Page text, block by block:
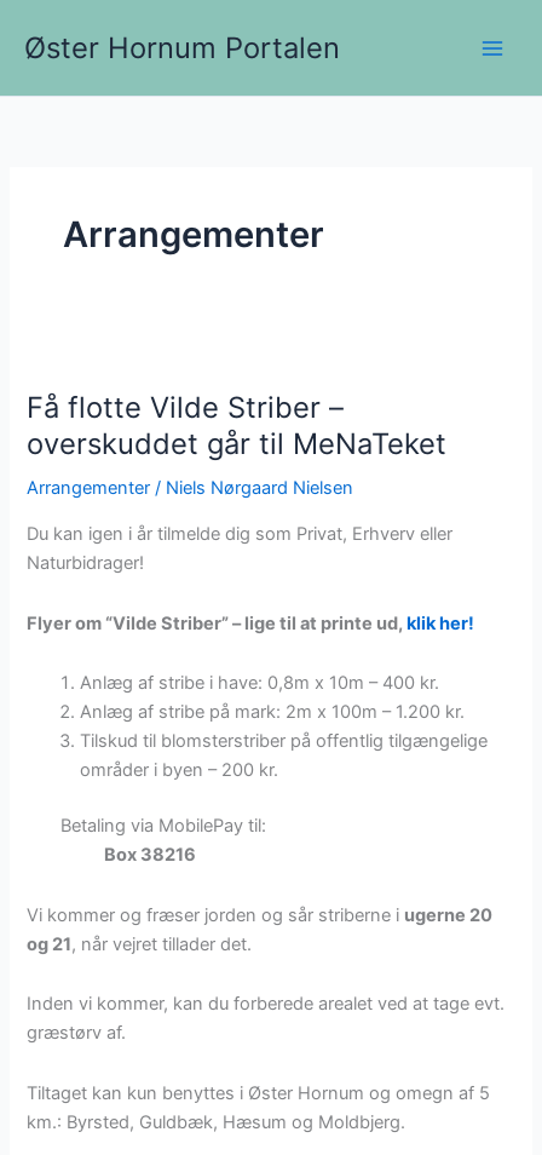
Øster Hornum Portalen
Arrangementer
Få flotte Vilde Striber –
overskuddet går til MeNaTeket
Arrangementer / Niels Nørgaard Nielsen
Du kan igen i år tilmelde dig som Privat, Erhverv eller
Naturbidrager!
Flyer om “Vilde Striber” – lige til at printe ud,klik her!
Anlæg af stribe i have: 0,8m x 10m – 400 kr.
Anlæg af stribe på mark: 2m x 100m – 1.200 kr.
Tilskud til blomsterstriber på offentlig tilgængelige
områder i byen – 200 kr.
Betaling via MobilePay til:
Box 38216
Vi kommer og fræser jorden og sår striberne i ugerne 20
og 21, når vejret tillader det.
Inden vi kommer, kan du forberede arealet ved at tage evt.
græstørv af.
Tiltaget kan kun benyttes i Øster Hornum og omegn af 5
km.: Byrsted, Guldbæk, Hæsum og Moldbjerg.